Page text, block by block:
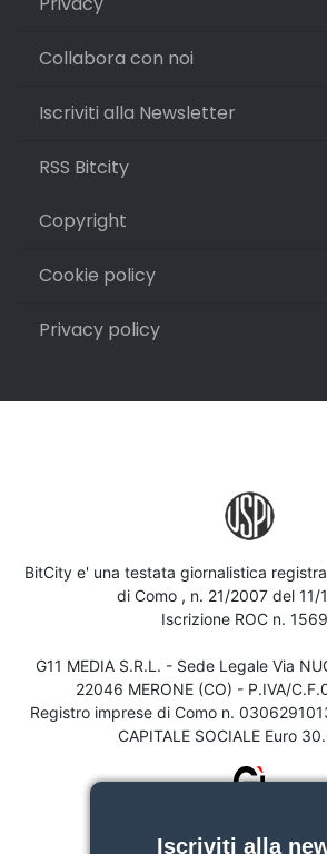
Collabora con noi
Iscriviti alla Newsletter
RSS Bitcity
Copyright
Cookie policy
Privacy policy
BitCity e' una testata giornalistica
di Como , n. 21/2007 del 11/
Iscrizione ROC n.
G11 MEDIA S.R.L. - Sede Legale Via
22046 MERONE (CO) - P.IVA/
Registro imprese di Como n.
CAPITALE SOCIALE Euro
Iscriviti alla